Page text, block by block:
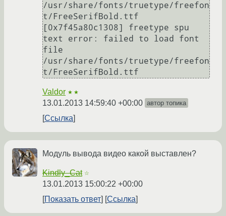
/usr/share/fonts/truetype/freefon
t/FreeSerifBold.ttf
[0x7f45a80c1308] freetype spu
text error: failed to load font
file
/usr/share/fonts/truetype/freefon
Valdor ★★
13.01.2013 14:59:40 +00:00 автор топика
Ссылка
Модуль вывода видео какой выставлен?
Kindly_Cat ☆
13.01.2013 15:00:22 +00:00
Показать ответ
Ссылка